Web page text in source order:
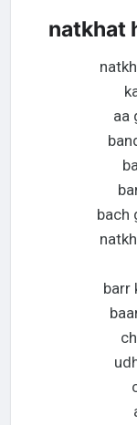
natkhat
aa
bach
barr